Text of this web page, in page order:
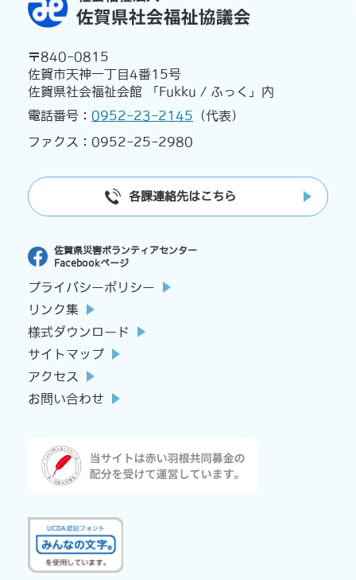
〒840-0815
佐賀市天神一丁目4番15号
佐賀県社会福祉会館 「Fukku / ふっく」内
電話番号： 0952-23-2145 （代表）
ファクス：0952-25-2980
各課連絡先はこちら
佐賀県災害ボランティアセンター
Facebookページ
プライバシーポリシー
リンク集
様式ダウンロード
サイトマップ
アクセス
お問い合わせ